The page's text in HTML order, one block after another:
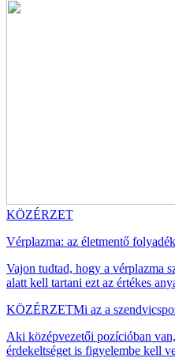
KÖZÉRZET
Vérplazma: az életmentő
Vajon tudtad, hogy a vérplazma
alatt kell tartani ezt az értékes
KÖZÉRZETMi az a
Aki középvezetői pozícióban
érdekeltséget is figyelembe kell